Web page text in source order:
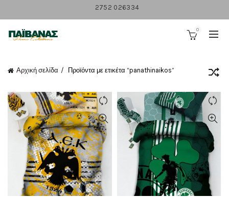
2752 026334
0
Αρχική σελίδα Προϊόντα με ετικέτα “panathinaikos”